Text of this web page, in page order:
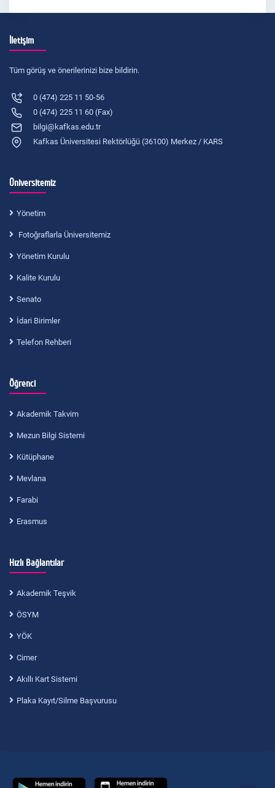
İletişim
Tüm görüş ve önerilerinizi bize bildirin.
0 (474) 225 11 50-56
0 (474) 225 11 60 (Fax)
bilgi@kafkas.edu.tr
Kafkas Üniversitesi Rektörlüğü (36100) Merkez / KARS
Üniversitemiz
Yönetim
Fotoğraflarla Üniversitemiz
Yönetim Kurulu
Kalite Kurulu
Senato
İdari Birimler
Telefon Rehberi
Öğrenci
Akademik Takvim
Mezun Bilgi Sistemi
Kütüphane
Mevlana
Farabi
Erasmus
Hızlı Bağlantılar
Akademik Teşvik
ÖSYM
YÖK
Cimer
Akıllı Kart Sistemi
Plaka Kayıt/Silme Başvurusu